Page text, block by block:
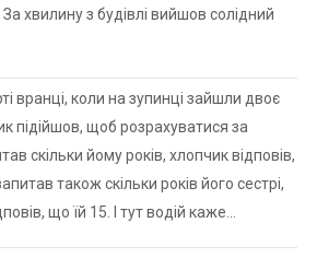
хвилину з будівлі вийшов солідний
вранці, коли на зупинці зайшли двоє
підійшов, щоб розрахуватися за
скільки йому років, хлопчик відповів,
також скільки років його сестрі,
що їй 15. І тут водій каже…